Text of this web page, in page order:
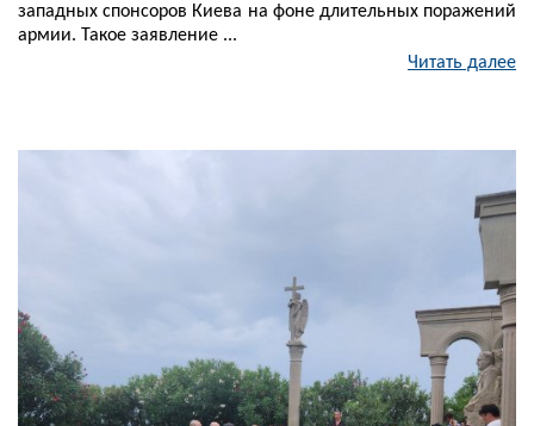
западных спонсоров Киева на фоне длительных поражений
армии. Такое заявление ...
Читать далее